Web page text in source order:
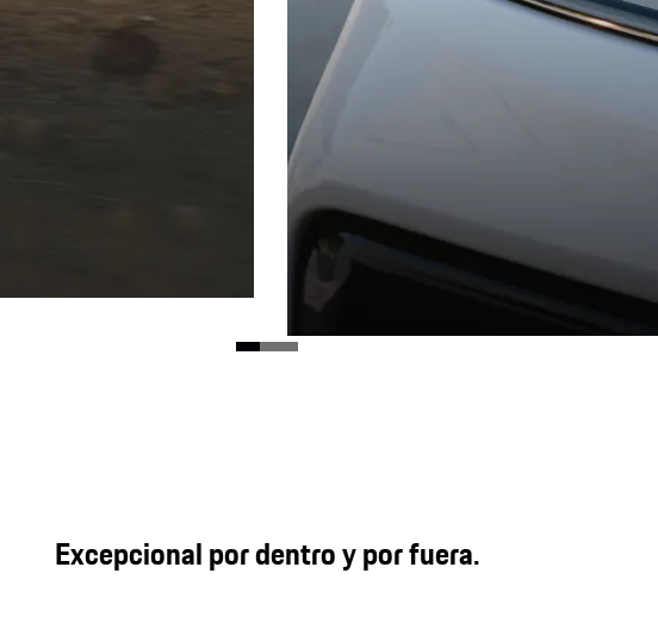
píxeles aumentan aún más la funcionalidad.
Excepcional por dentro y por fuera.